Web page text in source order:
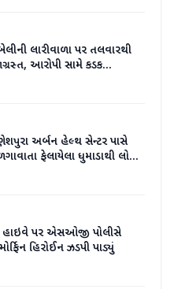
લારીવાળા પર તલવારથી
આરોપી સામે કડક
અર્બન હેલ્થ સેન્ટર પાસે
ફેલાયેલા ધુમાડાથી લોકો
હાઇવે પર એસઓજી પોલીસે
હિરોઈન ઝડપી પાડ્યું